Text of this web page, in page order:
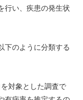
行い、疾患の発生状
下のように分類する
対象とした調査で